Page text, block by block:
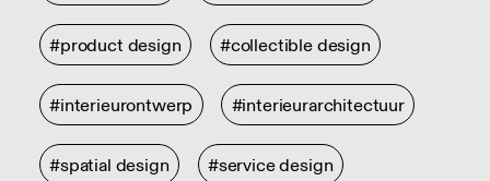
#product design #collectible design
#interieurontwerp #interieurarchitectuur
#spatial design #service design